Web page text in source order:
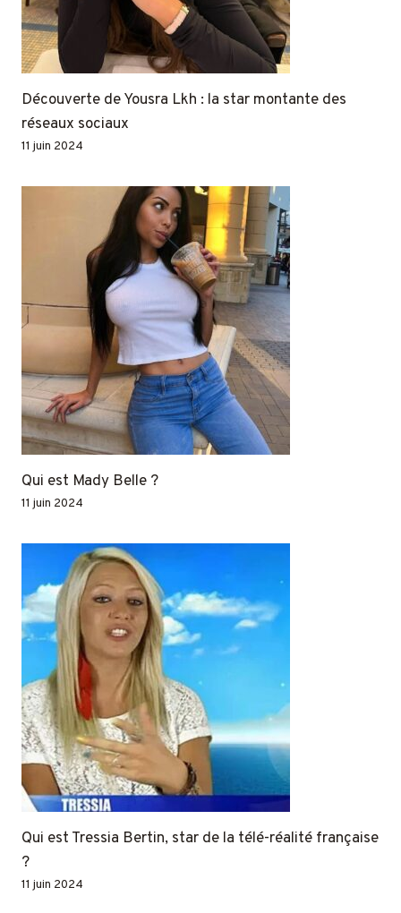
Découverte de Yousra Lkh : la star montante des
réseaux sociaux
11 juin 2024
Qui est Mady Belle ?
11 juin 2024
Qui est Tressia Bertin, star de la télé-réalité française
?
11 juin 2024